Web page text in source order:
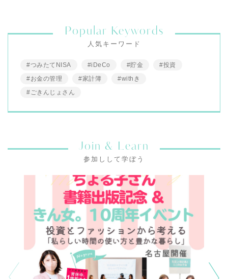
Popular Keywords
人気キーワード
#つみたてNISA #iDeCo #貯金
#投資
#お金の管理
#家計簿
#withき
#ごきんじょさん
Join & Learn
参加しして学ぼう